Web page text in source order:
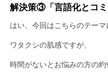
解決策③「言語化とコミ
はい、今回はこちらのテーマ
ワタクシの肌感ですが、
時間がないとお悩みの方の約